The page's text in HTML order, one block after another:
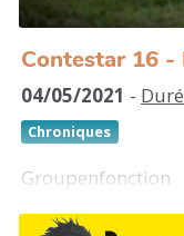
installation
http://
Contestar 16 -
04/05/2021 -
Chroniques
artistique,